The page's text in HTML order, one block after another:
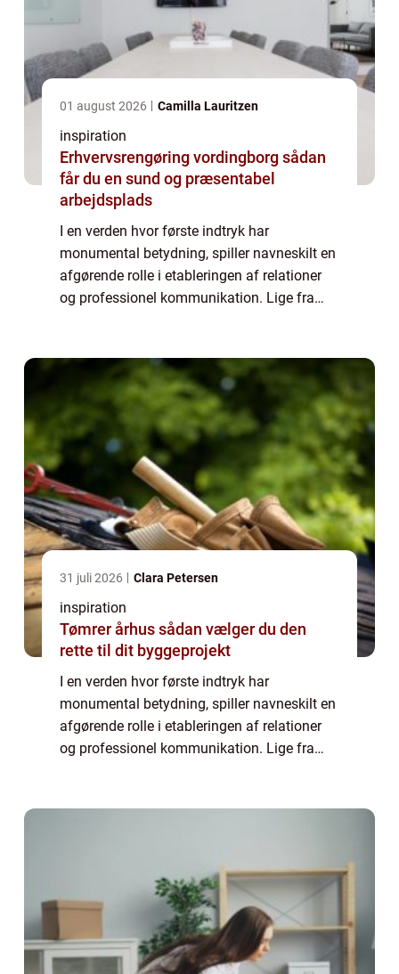
01 august 2026 Camilla Lauritzen
inspiration
Erhvervsrengøring vordingborg sådan
får du en sund og præsentabel
arbejdsplads
I en verden hvor første indtryk har
monumental betydning, spiller navneskilt en
afgørende rolle i etableringen af relationer
og professionel kommunikation. Lige fra
31 juli 2026 Clara Petersen
inspiration
Tømrer århus sådan vælger du den
rette til dit byggeprojekt
I en verden hvor første indtryk har
monumental betydning, spiller navneskilt en
afgørende rolle i etableringen af relationer
og professionel kommunikation. Lige fra